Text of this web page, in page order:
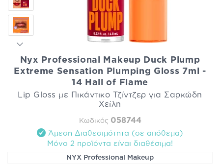
Nyx Professional Makeup Duck Plump
Extreme Sensation Plumping Gloss 7ml -
14 Hall of Flame
Lip Gloss με Πικάντικο Τζίντζερ για Σαρκώδη
Χείλη
Κωδικός 058744
Άμεση Διαθεσιμότητα (σε απόθεμα)
Mόνο 2 προϊόντα είναι διαθέσιμα!
NYX Professional Makeup